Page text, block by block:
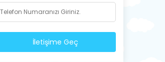
İletişime Geç